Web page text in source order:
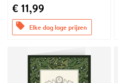
€ 11,99
offers Elke dag lage prijzen